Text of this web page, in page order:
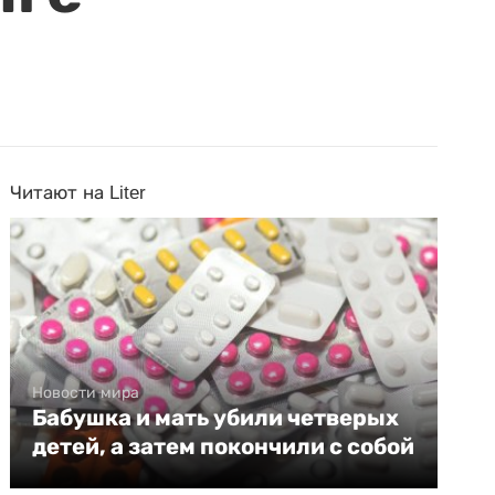
Читают на Liter
Новости мира
Бабушка и мать убили четверых
детей, а затем покончили с собой